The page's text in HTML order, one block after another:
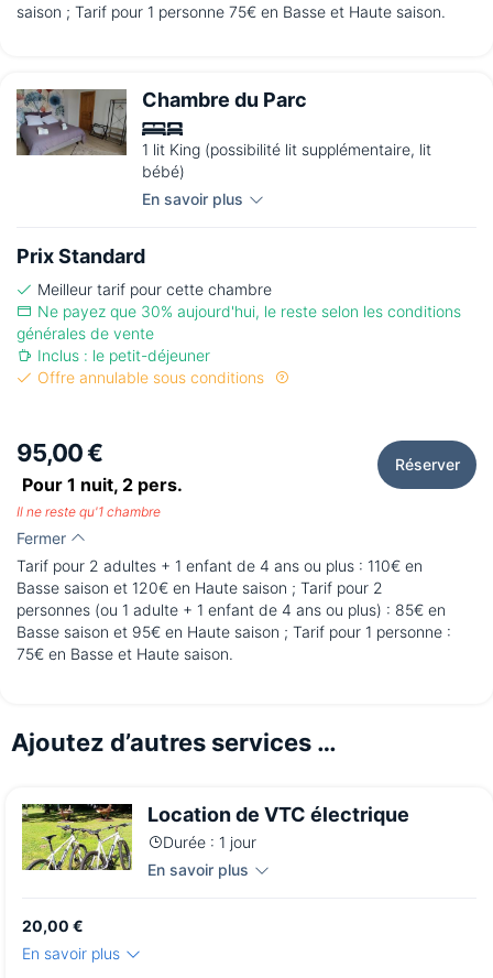
saison ; Tarif pour 1 personne 75€ en Basse et Haute saison.
Chambre du Parc
1 lit King (possibilité lit supplémentaire, lit
bébé)
En savoir plus
Prix Standard
Meilleur tarif pour cette chambre
Ne payez que 30% aujourd'hui, le reste selon les conditions
générales de vente
Inclus : le petit-déjeuner
Offre annulable sous conditions
95,00 €
Pour 1 nuit, 2 pers.
Réserver
Il ne reste qu'1 chambre
Fermer
Tarif pour 2 adultes + 1 enfant de 4 ans ou plus : 110€ en
Basse saison et 120€ en Haute saison ; Tarif pour 2
personnes (ou 1 adulte + 1 enfant de 4 ans ou plus) : 85€ en
Basse saison et 95€ en Haute saison ; Tarif pour 1 personne :
75€ en Basse et Haute saison.
Ajoutez d’autres services …
Location de VTC électrique
Durée : 1 jour
En savoir plus
20,00 €
En savoir plus